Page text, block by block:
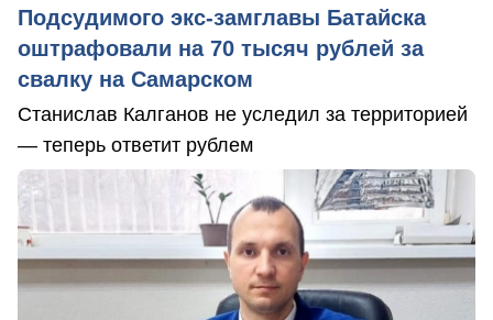
Подсудимого экс-замглавы Батайска
оштрафовали на 70 тысяч рублей за
свалку на Самарском
Станислав Калганов не уследил за территорией
— теперь ответит рублем